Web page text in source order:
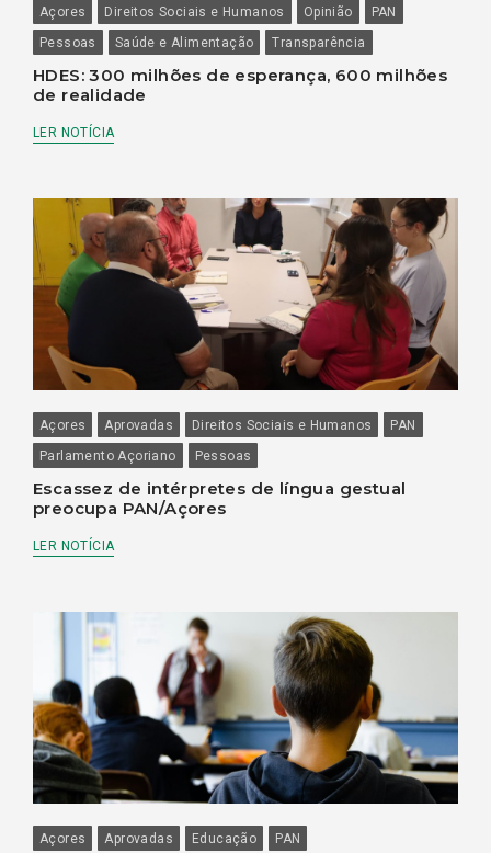
Açores Direitos Sociais e Humanos Opinião
PAN
Pessoas
Saúde e Alimentação Transparência
HDES: 300 milhões de esperança, 600 milhões
de realidade
LER NOTÍCIA
Açores Aprovadas Direitos Sociais e Humanos
PAN
Parlamento Açoriano
Pessoas
Escassez de intérpretes de língua gestual
preocupa PAN/Açores
LER NOTÍCIA
Açores Aprovadas Educação
PAN